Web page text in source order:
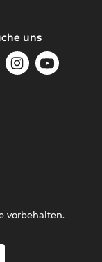
uns
vorbehalten.